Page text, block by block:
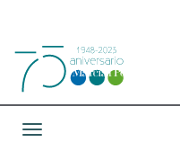
Toggle navigation